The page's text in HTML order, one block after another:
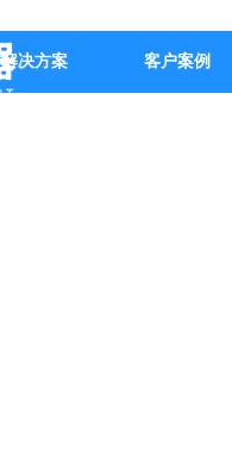
解决方案 客户案例